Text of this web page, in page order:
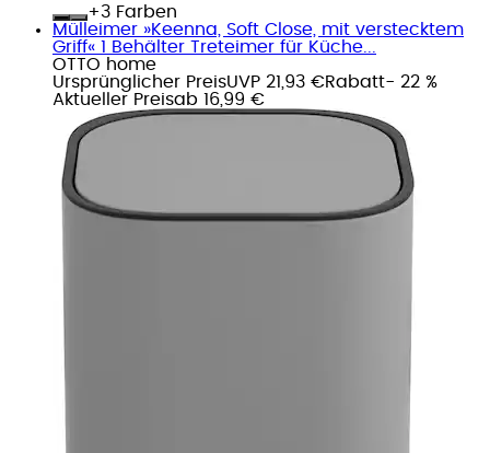
+
Farben
Mülleimer »Keenna, Soft Close, mit verstecktem
Griff« 1 Behälter Treteimer für Küche...
OTTO home
Ursprünglicher PreisUVP 21,93 €Rabatt- 22 %
Aktueller Preisab 16,99 €